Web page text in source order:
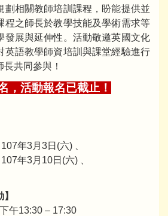
劃相關教師培訓課程，盼能提供並
程之師長於教學技能及學術需求等
發展與延伸性。活動敬邀英國文化
英語教學師資培訓與課堂經驗進行
共同參與！
，活動報名已截止！
年3月3日(六) 、
年3月10日(六) 、
午13:30 – 17:30